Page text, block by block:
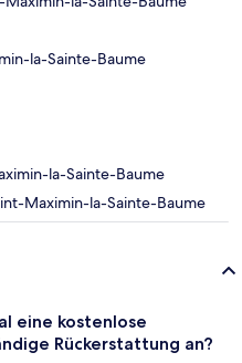
la-Sainte-Baume
la-Sainte-Baume
Maximin-la-Sainte-Baume
eine kostenlose
Rückerstattung an?